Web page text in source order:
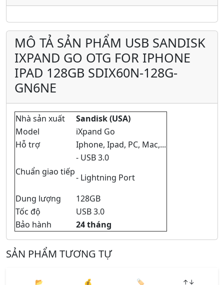
MÔ TẢ SẢN PHẨM USB SANDISK
IXPAND GO OTG FOR IPHONE
IPAD 128GB SDIX60N-128G-
GN6NE
Nhà sản xuất
Sandisk (USA)
Model
iXpand Go
Hỗ trợ
Iphone, Ipad, PC, Mac,...
Chuẩn giao tiếp
- USB 3.0
- Lightning Port
Dung lượng
128GB
Tốc độ
USB 3.0
Bảo hành
24 tháng
SẢN PHẨM TƯƠNG TỰ
📂 💰 🏷️ ↑↓